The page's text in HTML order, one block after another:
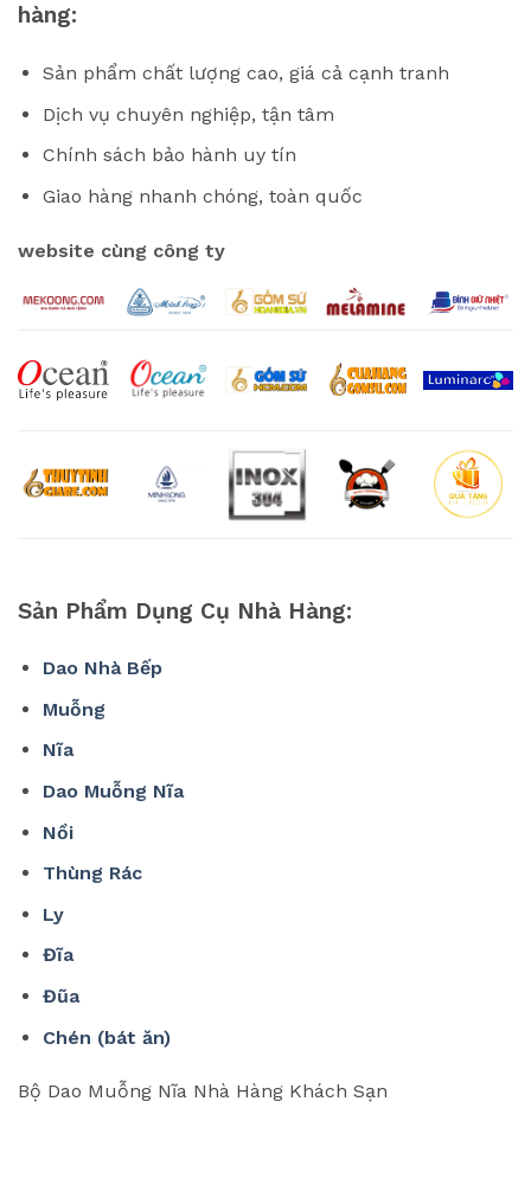
hàng:
Sản phẩm chất lượng cao, giá cả cạnh tranh
Dịch vụ chuyên nghiệp, tận tâm
Chính sách bảo hành uy tín
Giao hàng nhanh chóng, toàn quốc
website cùng công ty
Sản Phẩm Dụng Cụ Nhà Hàng:
Dao Nhà Bếp
Muỗng
Nĩa
Dao Muỗng Nĩa
Nồi
Thùng Rác
Ly
Đĩa
Đũa
Chén (bát ăn)
Bộ Dao Muỗng Nĩa Nhà Hàng Khách Sạn